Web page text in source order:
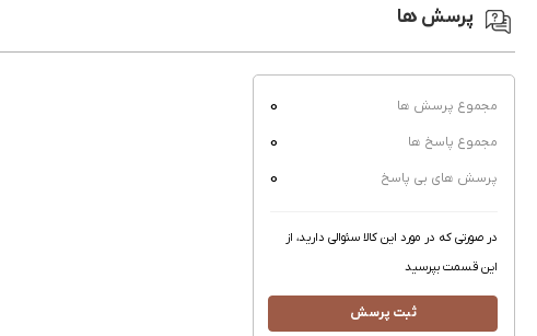
پرسش ها
مجموع پرسش ها 0
مجموع پاسخ ها 0
پرسش های بی پاسخ 0
در صورتی که در مورد این کالا سئوالی دارید، از
این قسمت بپرسید
ثبت پرسش